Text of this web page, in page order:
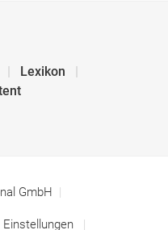
Lexikon
GmbH
Einstellungen